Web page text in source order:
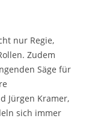
nur Regie,
Zudem
Säge für
Jürgen Kramer,
sich immer